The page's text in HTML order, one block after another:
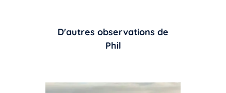
D'autres observations de
Phil